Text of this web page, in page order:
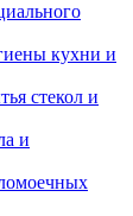
кухни и
стекол и
и